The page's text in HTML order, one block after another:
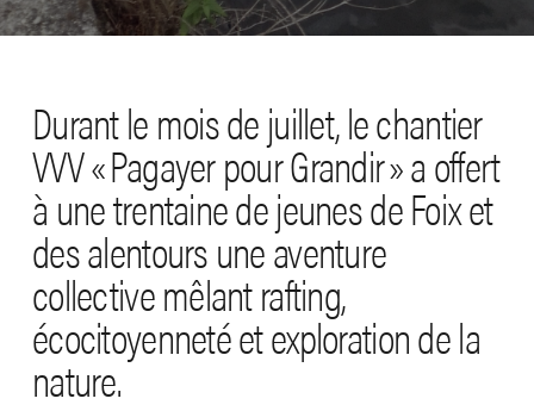
Durant le mois de juillet, le chantier
VVV « Pagayer pour Grandir » a offert
à une trentaine de jeunes de Foix et
des alentours une aventure
collective mêlant rafting,
écocitoyenneté et exploration de la
nature.